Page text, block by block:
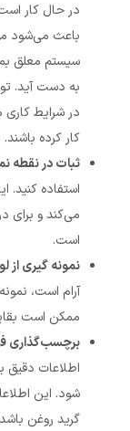
باعث می‌شود
سیستم معلق
به دست آید.
در شرایط
کار کرده باشند.
ثبات در نقطه
استفاده
می‌کند و برای
است.
نمونه گیری از
آرام است،
ممکن است
برچسب‌گذاری
اطلاعات دقیق
شود. این
گرید روغن